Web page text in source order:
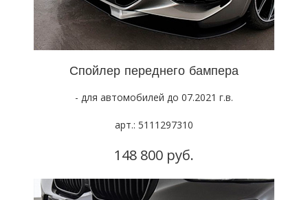
Спойлер переднего бампера
- для автомобилей до 07.2021 г.в.
арт.: 5111297310
148 800 руб.